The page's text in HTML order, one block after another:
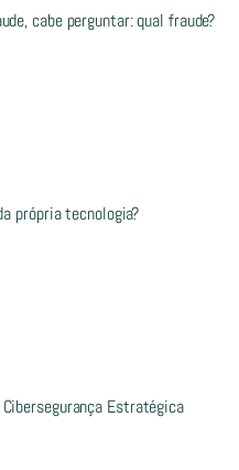
cabe perguntar: qual fraude?
própria tecnologia?
Cibersegurança Estratégica